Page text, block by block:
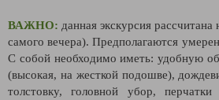
ВАЖНО: данная экскурсия
самого вечера). Предполагаются
С собой необходимо иметь: удобную
(высокая, на жесткой подошве),
толстовку, головной убор,